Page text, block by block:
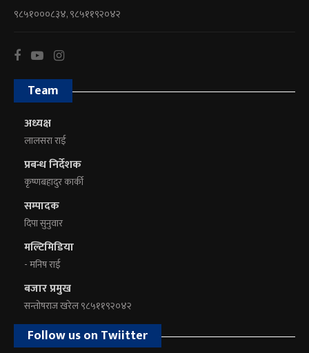
९८५१०००८३४, ९८५११९२०४२
Team
अध्यक्ष
लालसरा राई
प्रबन्ध निर्देशक
कृष्णबहादुर कार्की
सम्पादक
दिपा सुनुवार
मल्टिमिडिया
- मनिष राई
बजार प्रमुख
सन्तोषराज खरेल ९८५११९२०४२
Follow us on Twiitter